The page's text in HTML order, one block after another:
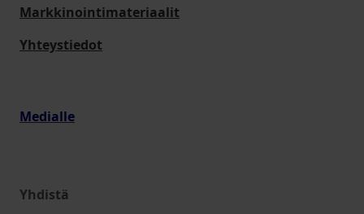
Markkinointimateriaalit
Yhteystiedot
Medialle
Yhdistä